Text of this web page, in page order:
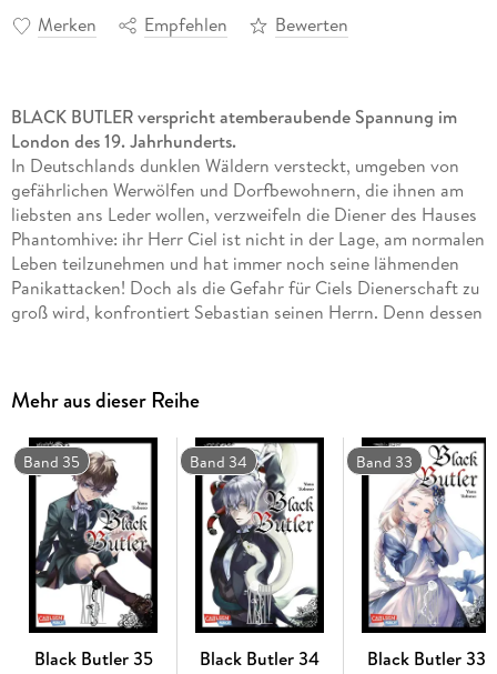
Merken Empfehlen Bewerten
BLACK BUTLER verspricht atemberaubende Spannung im
London des 19. Jahrhunderts.
In Deutschlands dunklen Wäldern versteckt, umgeben von
gefährlichen Werwölfen und Dorfbewohnern, die ihnen am
liebsten ans Leder wollen, verzweifeln die Diener des Hauses
Phantomhive: ihr Herr Ciel ist nicht in der Lage, am normalen
Leben teilzunehmen und hat immer noch seine lähmenden
Panikattacken! Doch als die Gefahr für Ciels Dienerschaft zu
groß wird, konfrontiert Sebastian seinen Herrn. Denn dessen
Afternoon Tea nicht fehlen darf.
Weitere Informationen:
- empfohlen ab 14 Jahren
- Artbook und Character Guide zum Manga
- Anime auf Netflix
- Anime-DVD/Blu-ray von KAZÉ Anime
- Kinofilm
- Live-Action-Film
- Die Serie gilt als noch nicht abgeschlossen.
Mehr aus dieser Reihe
Band 35
Black Butler 35
Band 34
Black Butler 34
Band 33
Black Butler 33